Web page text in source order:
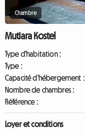
Chambre
Mutiara Kostel
Type d'habitation :
Type :
Capacité d'hébergement :
Nombre de chambres :
Référence :
Loyer et conditions